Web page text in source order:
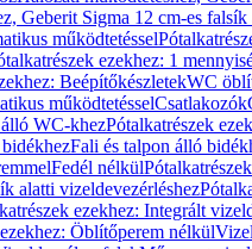
Geberit Sigma 12 cm-es
működtetéssel
ezekhez: 1
BeépítőkészletekWC
működtetésselCsatlakozók
WC-khezPótalkatrészek
Fali és talpon álló
Fedél nélkül
alatti vizeldevezérléshez
ezekhez: Integrált
Öblítőperem nélkül